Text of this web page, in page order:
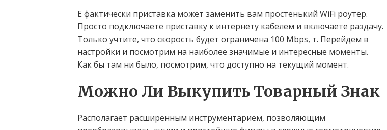
Е фактически приставка может заменить вам простенький WiFi роутер.
Просто подключаете приставку к интернету кабелем и включаете раздачу.
Только учтите, что скорость будет ограничена 100 Mbps, т. Перейдем в
настройки и посмотрим на наиболее значимые и интересные моменты.
Как бы там ни было, посмотрим, что доступно на текущий момент.
Можно Ли Выкупить Товарный Знак
Располагает расширенным инструментарием, позволяющим